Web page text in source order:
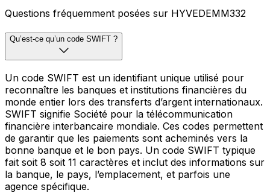
Questions fréquemment posées sur HYVEDEMM332
Qu’est-ce qu’un code SWIFT ?
Un code SWIFT est un identifiant unique utilisé pour
reconnaître les banques et institutions financières du
monde entier lors des transferts d’argent internationaux.
SWIFT signifie Société pour la télécommunication
financière interbancaire mondiale. Ces codes permettent
de garantir que les paiements sont acheminés vers la
bonne banque et le bon pays. Un code SWIFT typique
fait soit 8 soit 11 caractères et inclut des informations sur
la banque, le pays, l’emplacement, et parfois une
agence spécifique.